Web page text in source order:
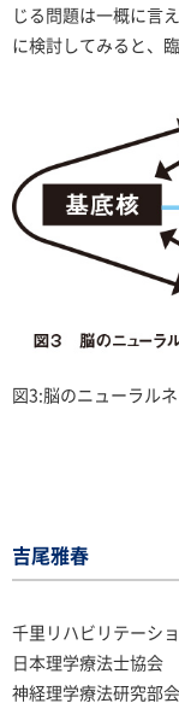
じる問題は一概に言
に検討してみると、
図3:脳のニューラル
吉尾雅春
千里リハビリテーシ
日本理学療法士協会
神経理学療法研究部